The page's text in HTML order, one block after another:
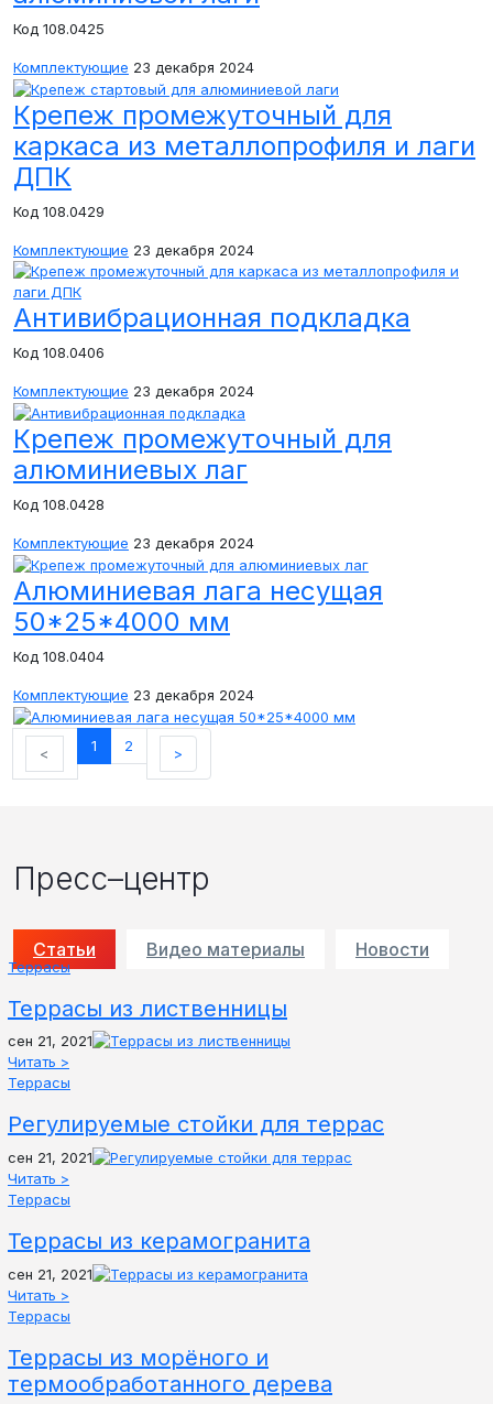
Код 108.0425
Комплектующие 23 декабря 2024
Крепеж промежуточный для
каркаса из металлопрофиля и лаги
ДПК
Код 108.0429
Комплектующие 23 декабря 2024
Антивибрационная подкладка
Код 108.0406
Комплектующие 23 декабря 2024
Крепеж промежуточный для
алюминиевых лаг
Код 108.0428
Комплектующие 23 декабря 2024
Алюминиевая лага несущая
50*25*4000 мм
Код 108.0404
Комплектующие 23 декабря 2024
< 1 2 >
Пресс–центр
Статьи Видео материалы Новости
Террасы
Террасы из лиственницы
сен 21, 2021
Читать >
Террасы
Регулируемые стойки для террас
сен 21, 2021
Читать >
Террасы
Террасы из керамогранита
сен 21, 2021
Читать >
Террасы
Террасы из морёного и
термообработанного дерева